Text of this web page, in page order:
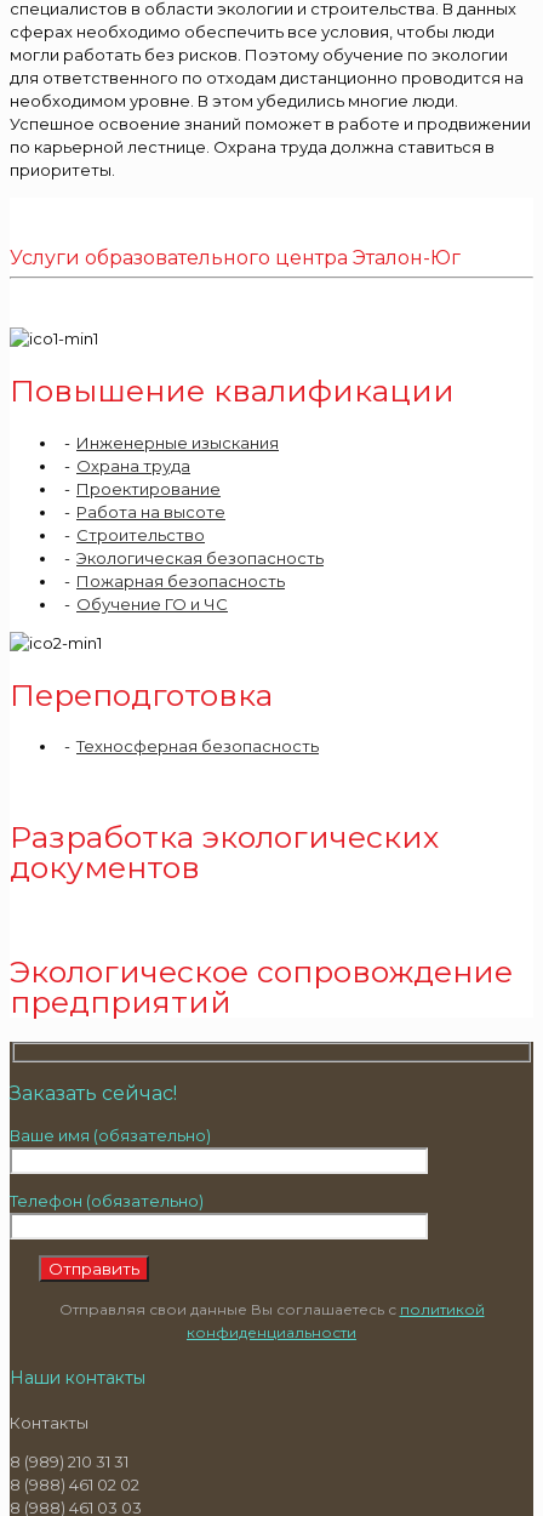
специалистов в области экологии и строительства. В данных
сферах необходимо обеспечить все условия, чтобы люди
могли работать без рисков. Поэтому обучение по экологии
для ответственного по отходам дистанционно проводится на
необходимом уровне. В этом убедились многие люди.
Успешное освоение знаний поможет в работе и продвижении
по карьерной лестнице. Охрана труда должна ставиться в
приоритеты.
Услуги образовательного центра Эталон-Юг
Повышение квалификации
Инженерные изыскания
Охрана труда
Проектирование
Работа на высоте
Строительство
Экологическая безопасность
Пожарная безопасность
Обучение ГО и ЧС
Переподготовка
Техносферная безопасность
Разработка экологических
документов
Экологическое сопровождение
предприятий
Заказать сейчас!
Ваше имя (обязательно)
Телефон (обязательно)
Отправляя свои данные Вы соглашаетесь с политикой
конфиденциальности
Наши контакты
Контакты
8 (989) 210 31 31
8 (988) 461 02 02
8 (988) 461 03 03